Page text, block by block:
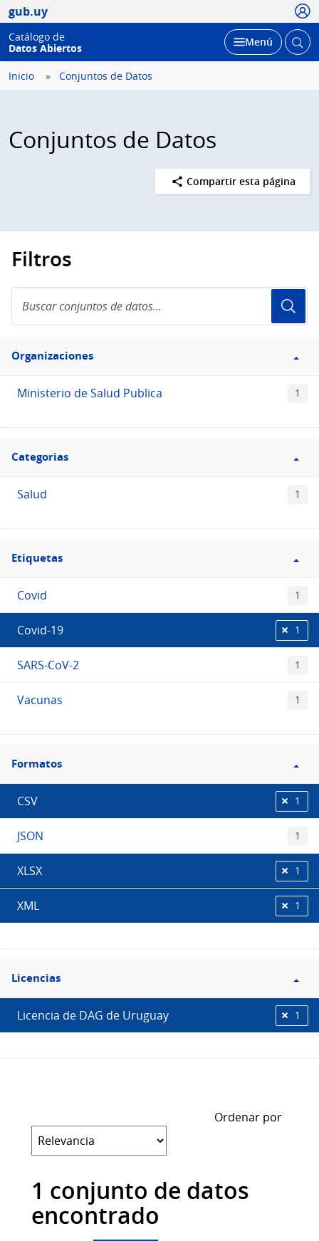
gub.uy
Catálogo de
Datos Abiertos
Desplegar
Menú Abrir
Inicio Conjuntos de Datos
Conjuntos de Datos
Compartir esta página
Filtros
conjuntos
de
Filtro
Organizaciones
Organizaciones
Ministerio de Salud Publica 1
Filtro
Categorias
Categorias
Salud 1
Filtro
Etiquetas
Etiquetas
Covid 1
Covid-19 1
SARS-CoV-2 1
Vacunas 1
Filtro
Formatos
Formatos
CSV 1
JSON 1
XLSX 1
XML 1
Filtro
Licencias
Licencias
Licencia de DAG de Uruguay 1
Ordenar por
1 conjunto de datos
encontrado